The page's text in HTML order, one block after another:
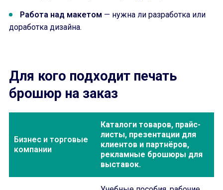
Работа над макетом — нужна ли разработка или
доработка дизайна.
Для кого подходит печать
брошюр на заказ
Бизнес и торговые
компании
Каталоги товаров, прайс-
листы, презентации для
клиентов и партнёров,
рекламные брошюры для
выставок.